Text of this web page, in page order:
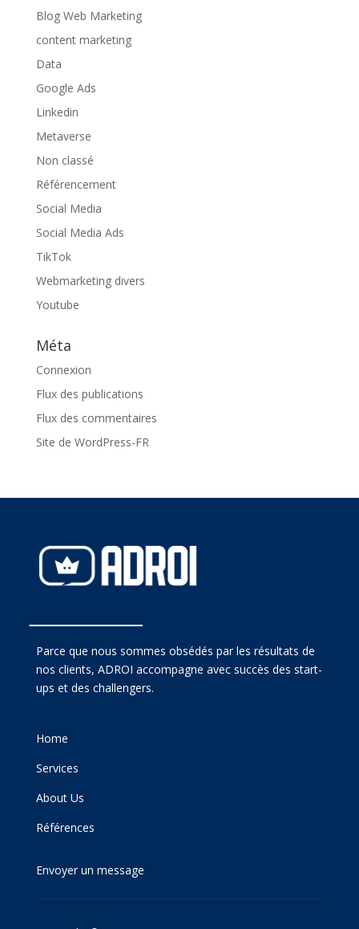
Blog Web Marketing
content marketing
Data
Google Ads
Linkedin
Metaverse
Non classé
Référencement
Social Media
Social Media Ads
TikTok
Webmarketing divers
Youtube
Méta
Connexion
Flux des publications
Flux des commentaires
Site de WordPress-FR
Parce que nous sommes obsédés par les résultats de
nos clients, ADROI accompagne avec succès des start-
ups et des challengers.
Home
Services
About Us
Références
Envoyer un message